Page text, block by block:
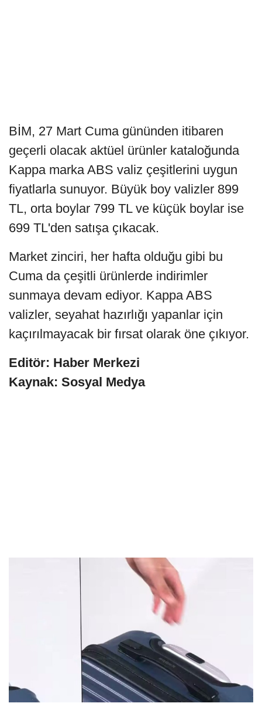
BİM, 27 Mart Cuma gününden itibaren
geçerli olacak aktüel ürünler kataloğunda
Kappa marka ABS valiz çeşitlerini uygun
fiyatlarla sunuyor. Büyük boy valizler 899
TL, orta boylar 799 TL ve küçük boylar ise
699 TL'den satışa çıkacak.
Market zinciri, her hafta olduğu gibi bu
Cuma da çeşitli ürünlerde indirimler
sunmaya devam ediyor. Kappa ABS
valizler, seyahat hazırlığı yapanlar için
kaçırılmayacak bir fırsat olarak öne çıkıyor.
Editör: Haber Merkezi
Kaynak: Sosyal Medya